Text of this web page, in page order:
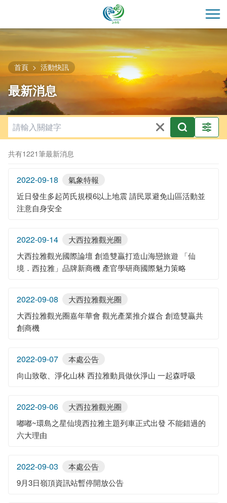
主
內
區
塊
開
首頁 活動快訊
最新消息
共有1221筆最新消息
2022-09-18
氣象特報
近日發生多起芮氏規模6以上地震 請民眾避免山區活動並
注意自身安全
2022-09-14
大西拉雅觀光圈
大西拉雅觀光國際論壇 創造雙贏打造山海戀旅遊 「仙
境．西拉雅」品牌新商機 產官學研商國際魅力策略
2022-09-08
大西拉雅觀光圈
大西拉雅觀光圈嘉年華會 觀光產業推介媒合 創造雙贏共
創商機
2022-09-07
本處公告
向山致敬、淨化山林 西拉雅動員做伙淨山 一起森呼吸
2022-09-06
大西拉雅觀光圈
嘟嘟~環島之星仙境西拉雅主題列車正式出發 不能錯過的
六大理由
2022-09-03
本處公告
9月3日嶺頂資訊站暫停開放公告